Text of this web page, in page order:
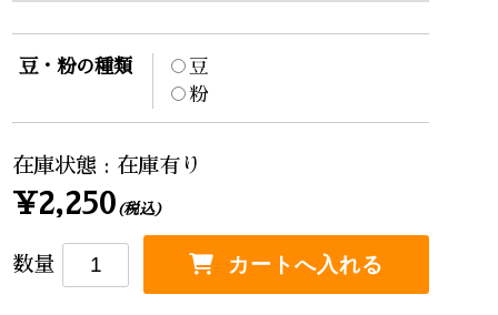
豆・粉の種類
豆
粉
在庫状態 : 在庫有り
¥2,250 (税込)
数量